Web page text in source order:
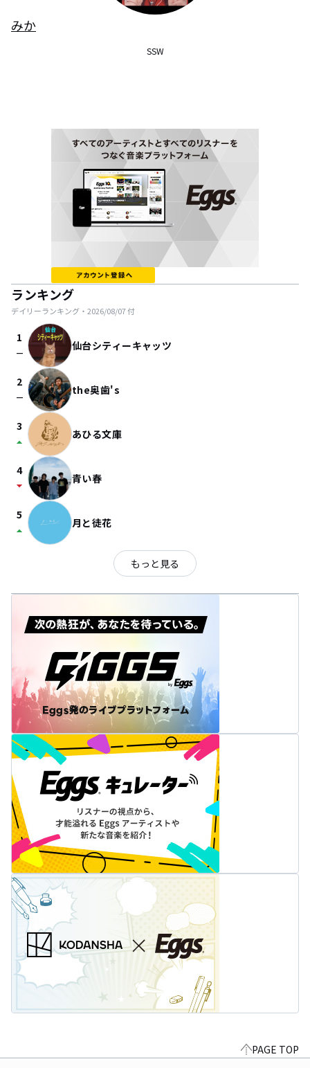
みか
SSW
ランキング
デイリーランキング・ 2026/08/07付
1
check_indeterminate_small 仙台シティーキャッツ
2
check_indeterminate_small the奥歯's
3
arrow_drop_up あひる文庫
4
arrow_drop_down 青い春
5
arrow_drop_up 月と徒花
もっと見る
PAGE TOP